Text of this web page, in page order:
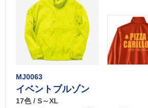
MJ0063
イベントブルゾン
17色 / S～XL